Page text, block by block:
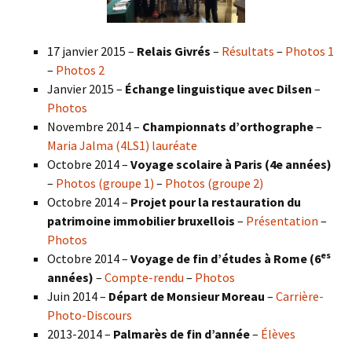
17 janvier 2015 – Relais Givrés – Résultats – Photos 1
– Photos 2
Janvier 2015 – Échange linguistique avec Dilsen –
Photos
Novembre 2014 – Championnats d’orthographe–
Maria Jalma (4LS1) lauréate
Octobre 2014 – Voyage scolaire à Paris (4e années)
– Photos (groupe 1) – Photos (groupe 2)
Octobre 2014 – Projet pour la restauration du
patrimoine immobilier bruxellois – Présentation –
Photos
Octobre 2014 – Voyage de fin d’études à Rome (6es
années) – Compte-rendu – Photos
Juin 2014 – Départ de Monsieur Moreau – Carrière-
Photo-Discours
2013-2014 – Palmarès de fin d’année– Élèves